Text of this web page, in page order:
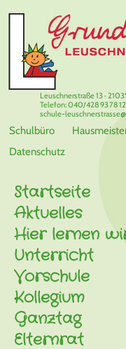
Schulbüro
Datenschutz
Leuschnerstraße 13 ·
Telefon: 040/428 93 78 12
schule-
Startseite
Aktuelles
Hier lernen
Unterricht
Vorschule
Kollegium
Ganztag
Elternrat